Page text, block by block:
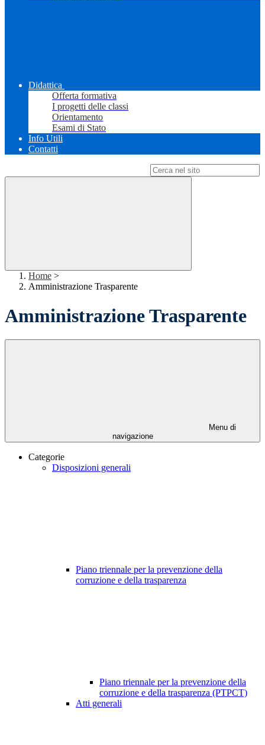
Didattica
Offerta formativa
I progetti delle classi
Orientamento
Esami di Stato
Info Utili
Contatti
Home >
Amministrazione Trasparente
Amministrazione Trasparente
Menu di
navigazione
Categorie
Disposizioni generali
Piano triennale per la prevenzione della
corruzione e della trasparenza
Piano triennale per la prevenzione della
corruzione e della trasparenza (PTPCT)
Atti generali